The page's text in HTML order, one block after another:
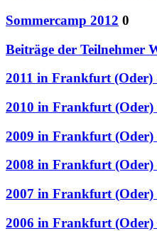
Sommercamp 2012 0
Beiträge der Teilnehmer
2011 in Frankfurt (Oder)
2010 in Frankfurt (Oder)
2009 in Frankfurt (Oder)
2008 in Frankfurt (Oder)
2007 in Frankfurt (Oder)
2006 in Frankfurt (Oder)